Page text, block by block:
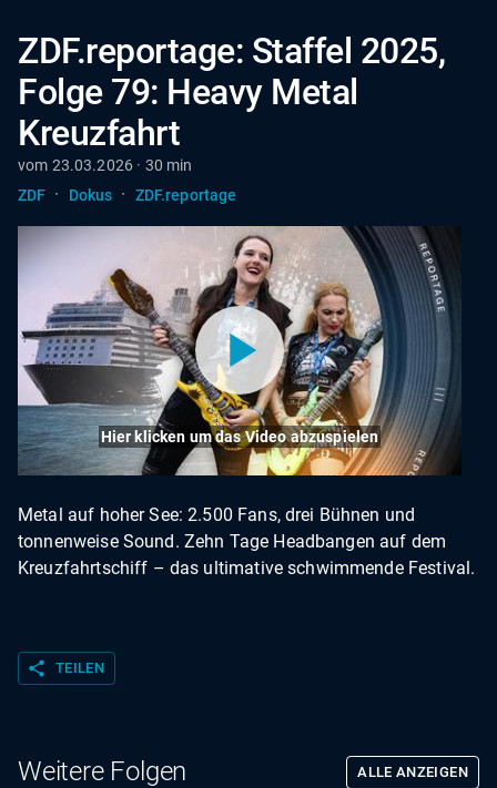
ZDF.reportage: Staffel 2025,
Folge 79: Heavy Metal
Kreuzfahrt
vom 23.03.2026 · 30 min
ZDF · Dokus · ZDF.reportage
Hier klicken um das Video abzuspielen
Metal auf hoher See: 2.500 Fans, drei Bühnen und
tonnenweise Sound. Zehn Tage Headbangen auf dem
Kreuzfahrtschiff – das ultimative schwimmende Festival.
share TEILEN
Weitere Folgen ALLE ANZEIGEN